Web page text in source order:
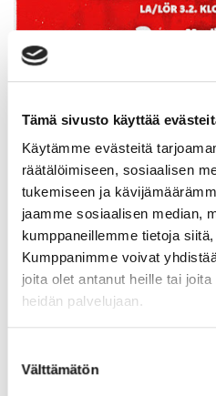
Tämä sivusto käyttää
Käytämme evästeitä
räätälöimiseen, sosiaalisen
tukemiseen ja
jaamme sosiaalisen median,
kumppaneillemme tietoja
Kumppanimme voivat
joita olet antanut heille tai
heidän palvelujaan.
valinta
Välttämätön